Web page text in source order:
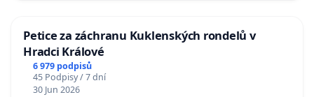
Petice za záchranu Kuklenských rondelů v
Hradci Králové
6 979 podpisů
45 Podpisy / 7 dní
30 Jun 2026